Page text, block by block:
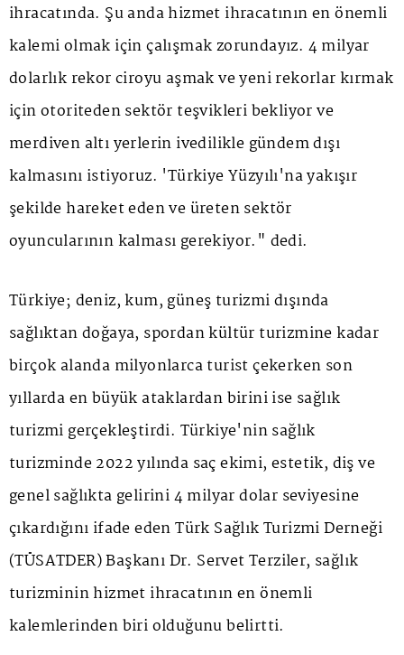
ihracatında. Şu anda hizmet ihracatının en önemli
kalemi olmak için çalışmak zorundayız. 4 milyar
dolarlık rekor ciroyu aşmak ve yeni rekorlar kırmak
için otoriteden sektör teşvikleri bekliyor ve
merdiven altı yerlerin ivedilikle gündem dışı
kalmasını istiyoruz. 'Türkiye Yüzyılı'na yakışır
şekilde hareket eden ve üreten sektör
oyuncularının kalması gerekiyor." dedi.
Türkiye; deniz, kum, güneş turizmi dışında
sağlıktan doğaya, spordan kültür turizmine kadar
birçok alanda milyonlarca turist çekerken son
yıllarda en büyük ataklardan birini ise sağlık
turizmi gerçekleştirdi. Türkiye'nin sağlık
turizminde 2022 yılında saç ekimi, estetik, diş ve
genel sağlıkta gelirini 4 milyar dolar seviyesine
çıkardığını ifade eden Türk Sağlık Turizmi Derneği
(TÜSATDER) Başkanı Dr. Servet Terziler, sağlık
turizminin hizmet ihracatının en önemli
kalemlerinden biri olduğunu belirtti.